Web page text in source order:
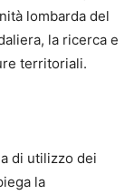
lombarda del
la ricerca e
territoriali.
di utilizzo dei
la